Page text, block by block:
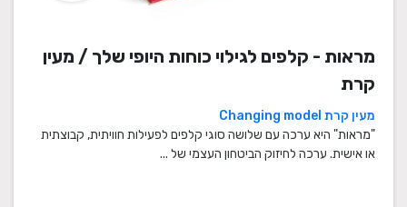
מראות - קלפים לגילוי כוחות היופי שלך / מעין
קרת
מעין קרת Changing model
"מראות" היא ערכה עם שלושה סוגי קלפים לפעילות חוויתית, קבוצתית
או אישית. ערכה לחיזוק הביטחון העצמי של ...